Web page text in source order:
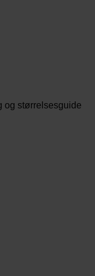
og størrelsesguide